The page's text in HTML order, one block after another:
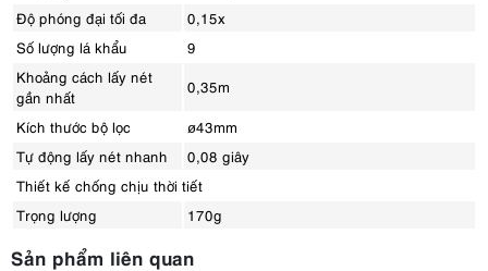
Độ phóng đại tối đa
0,15x
Số lượng lá khẩu
9
Khoảng cách lấy nét
gần nhất
0,35m
Kích thước bộ lọc
ø43mm
Tự động lấy nét nhanh
0,08 giây
Thiết kế chống chịu thời tiết
Trọng lượng
170g
Sản phẩm liên quan